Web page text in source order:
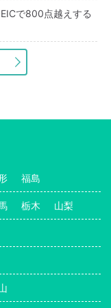
で800点越えする
福島
栃木 山梨